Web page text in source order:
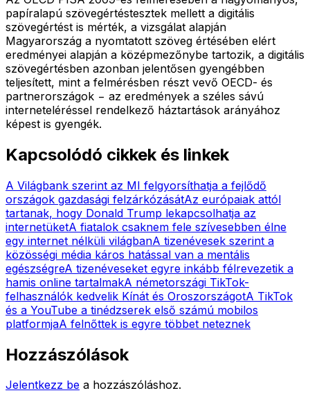
papíralapú szövegértéstesztek mellett a digitális
szövegértést is mérték, a vizsgálat alapján
Magyarország a nyomtatott szöveg értésében elért
eredményei alapján a középmezőnybe tartozik, a digitális
szövegértésben azonban jelentősen gyengébben
teljesített, mint a felmérésben részt vevő OECD- és
partnerországok − az eredmények a széles sávú
interneteléréssel rendelkező háztartások arányához
képest is gyengék.
Kapcsolódó cikkek és linkek
A Világbank szerint az MI felgyorsíthatja a fejlődő
országok gazdasági felzárkózásátAz európaiak attól
tartanak, hogy Donald Trump lekapcsolhatja az
internetüketA fiatalok csaknem fele szívesebben élne
egy internet nélküli világbanA tizenévesek szerint a
közösségi média káros hatással van a mentális
egészségreA tizenéveseket egyre inkább félrevezetik a
hamis online tartalmakA németországi TikTok-
felhasználók kedvelik Kínát és OroszországotA TikTok
és a YouTube a tinédzserek első számú mobilos
platformjaA felnőttek is egyre többet neteznek
Hozzászólások
Jelentkezz be a hozzászóláshoz.